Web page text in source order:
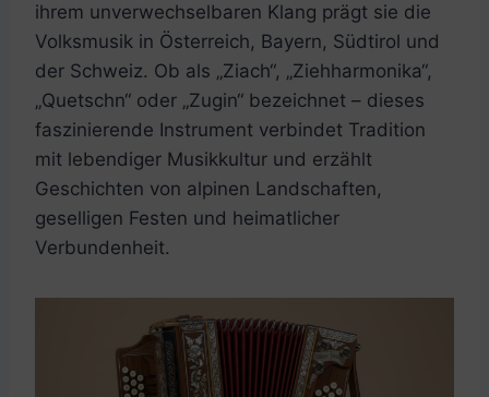
ihrem unverwechselbaren Klang prägt sie die
Volksmusik in Österreich, Bayern, Südtirol und
der Schweiz. Ob als „Ziach“, „Ziehharmonika“,
„Quetschn“ oder „Zugin“ bezeichnet – dieses
faszinierende Instrument verbindet Tradition
mit lebendiger Musikkultur und erzählt
Geschichten von alpinen Landschaften,
geselligen Festen und heimatlicher
Verbundenheit.